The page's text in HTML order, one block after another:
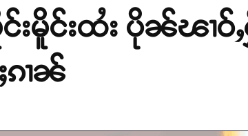
င်းမိူင်းထႆး ပိုၼ်ၽ
ၵၢၼ်